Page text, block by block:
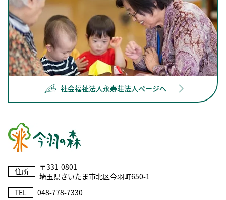
社会福祉法人永寿荘法人ページへ
住所
〒331-0801
埼玉県さいたま市北区今羽町650-1
TEL
048-778-7330